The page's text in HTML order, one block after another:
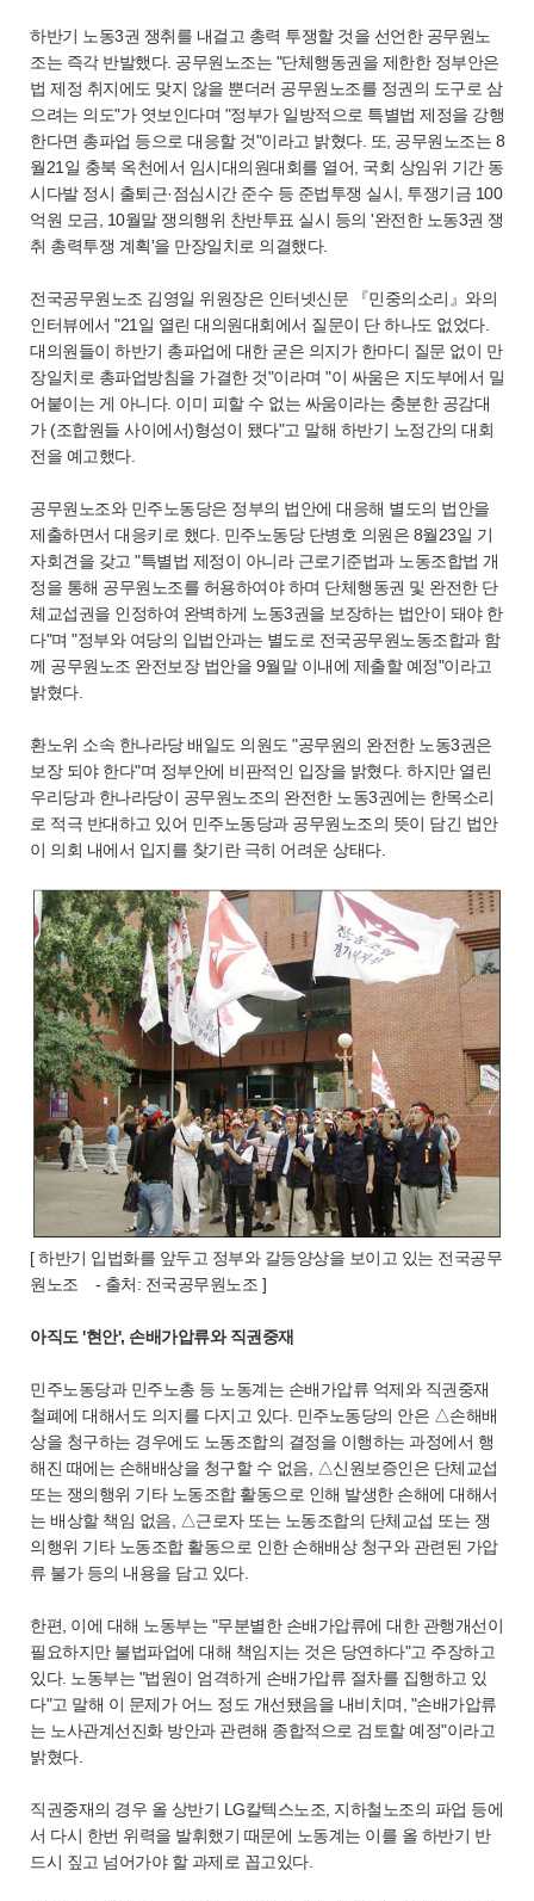
하반기 노동3권 쟁취를 내걸고 총력 투쟁할 것을 선언한 공무원노
조는 즉각 반발했다. 공무원노조는 "단체행동권을 제한한 정부안은
법 제정 취지에도 맞지 않을 뿐더러 공무원노조를 정권의 도구로 삼
으려는 의도"가 엿보인다며 "정부가 일방적으로 특별법 제정을 강행
한다면 총파업 등으로 대응할 것"이라고 밝혔다. 또, 공무원노조는 8
월21일 충북 옥천에서 임시대의원대회를 열어, 국회 상임위 기간 동
시다발 정시 출퇴근·점심시간 준수 등 준법투쟁 실시, 투쟁기금 100
억원 모금, 10월말 쟁의행위 찬반투표 실시 등의 '완전한 노동3권 쟁
취 총력투쟁 계획'을 만장일치로 의결했다.
전국공무원노조 김영일 위원장은 인터넷신문 『민중의소리』와의
인터뷰에서 "21일 열린 대의원대회에서 질문이 단 하나도 없었다.
대의원들이 하반기 총파업에 대한 굳은 의지가 한마디 질문 없이 만
장일치로 총파업방침을 가결한 것"이라며 "이 싸움은 지도부에서 밀
어붙이는 게 아니다. 이미 피할 수 없는 싸움이라는 충분한 공감대
가 (조합원들 사이에서)형성이 됐다"고 말해 하반기 노정간의 대회
전을 예고했다.
공무원노조와 민주노동당은 정부의 법안에 대응해 별도의 법안을
제출하면서 대응키로 했다. 민주노동당 단병호 의원은 8월23일 기
자회견을 갖고 "특별법 제정이 아니라 근로기준법과 노동조합법 개
정을 통해 공무원노조를 허용하여야 하며 단체행동권 및 완전한 단
체교섭권을 인정하여 완벽하게 노동3권을 보장하는 법안이 돼야 한
다"며 "정부와 여당의 입법안과는 별도로 전국공무원노동조합과 함
께 공무원노조 완전보장 법안을 9월말 이내에 제출할 예정"이라고
밝혔다.
환노위 소속 한나라당 배일도 의원도 "공무원의 완전한 노동3권은
보장 되야 한다"며 정부안에 비판적인 입장을 밝혔다. 하지만 열린
우리당과 한나라당이 공무원노조의 완전한 노동3권에는 한목소리
로 적극 반대하고 있어 민주노동당과 공무원노조의 뜻이 담긴 법안
이 의회 내에서 입지를 찾기란 극히 어려운 상태다.
[ 하반기 입법화를 앞두고 정부와 갈등양상을 보이고 있는 전국공무
원노조 - 출처: 전국공무원노조 ]
아직도 '현안', 손배가압류와 직권중재
민주노동당과 민주노총 등 노동계는 손배가압류 억제와 직권중재
철폐에 대해서도 의지를 다지고 있다. 민주노동당의 안은 △손해배
상을 청구하는 경우에도 노동조합의 결정을 이행하는 과정에서 행
해진 때에는 손해배상을 청구할 수 없음, △신원보증인은 단체교섭
또는 쟁의행위 기타 노동조합 활동으로 인해 발생한 손해에 대해서
는 배상할 책임 없음, △근로자 또는 노동조합의 단체교섭 또는 쟁
의행위 기타 노동조합 활동으로 인한 손해배상 청구와 관련된 가압
류 불가 등의 내용을 담고 있다.
한편, 이에 대해 노동부는 "무분별한 손배가압류에 대한 관행개선이
필요하지만 불법파업에 대해 책임지는 것은 당연하다"고 주장하고
있다. 노동부는 "법원이 엄격하게 손배가압류 절차를 집행하고 있
다"고 말해 이 문제가 어느 정도 개선됐음을 내비치며, "손배가압류
는 노사관계선진화 방안과 관련해 종합적으로 검토할 예정"이라고
밝혔다.
직권중재의 경우 올 상반기 LG칼텍스노조, 지하철노조의 파업 등에
서 다시 한번 위력을 발휘했기 때문에 노동계는 이를 올 하반기 반
드시 짚고 넘어가야 할 과제로 꼽고있다.